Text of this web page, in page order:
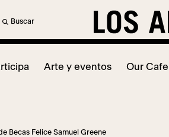
Buscar
Arte y eventos Our Cafe
Becas Felice Samuel Greene